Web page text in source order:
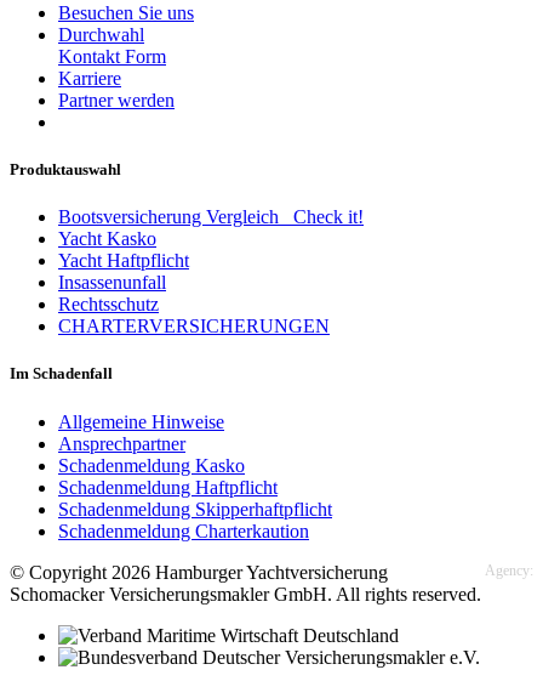
Besuchen Sie uns
Durchwahl
Kontakt Form
Karriere
Partner werden
Produktauswahl
Bootsversicherung Vergleich Check it!
Yacht Kasko
Yacht Haftpflicht
Insassenunfall
Rechtsschutz
CHARTERVERSICHERUNGEN
Im Schadenfall
Allgemeine Hinweise
Ansprechpartner
Schadenmeldung Kasko
Schadenmeldung Haftpflicht
Schadenmeldung Skipperhaftpflicht
Schadenmeldung Charterkaution
Agency:
© Copyright 2026 Hamburger Yachtversicherung
Schomacker Versicherungsmakler GmbH. All rights reserved.